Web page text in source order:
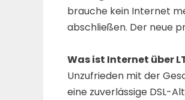
brauche kein Internet
abschließen. Der neue
Was ist Internet über
Unzufrieden mit der
eine zuverlässige DSL-